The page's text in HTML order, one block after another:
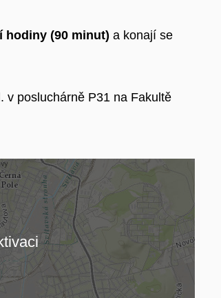
hodiny (90 minut) a konají se
v posluchárně P31 na Fakultě